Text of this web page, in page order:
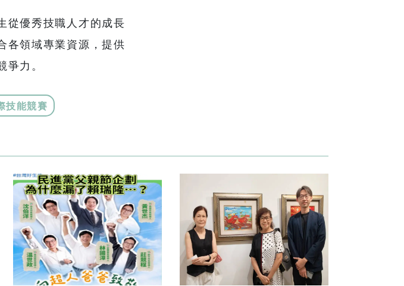
從優秀技職人才的成長
各領域專業資源，提供
力。
技能競賽